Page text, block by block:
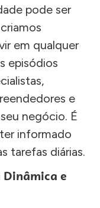
pode ser
em qualquer
episódios
e
negócio. É
informado
tarefas diárias.
e